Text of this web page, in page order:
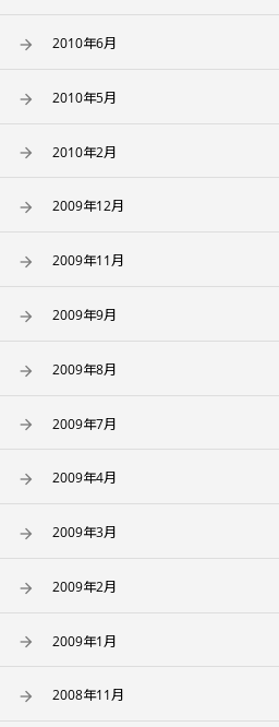
2010年6月
2010年5月
2010年2月
2009年12月
2009年11月
2009年9月
2009年8月
2009年7月
2009年4月
2009年3月
2009年2月
2009年1月
2008年11月